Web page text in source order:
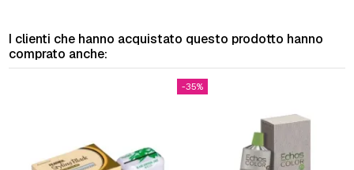
I clienti che hanno acquistato questo prodotto hanno
comprato anche:
-35%